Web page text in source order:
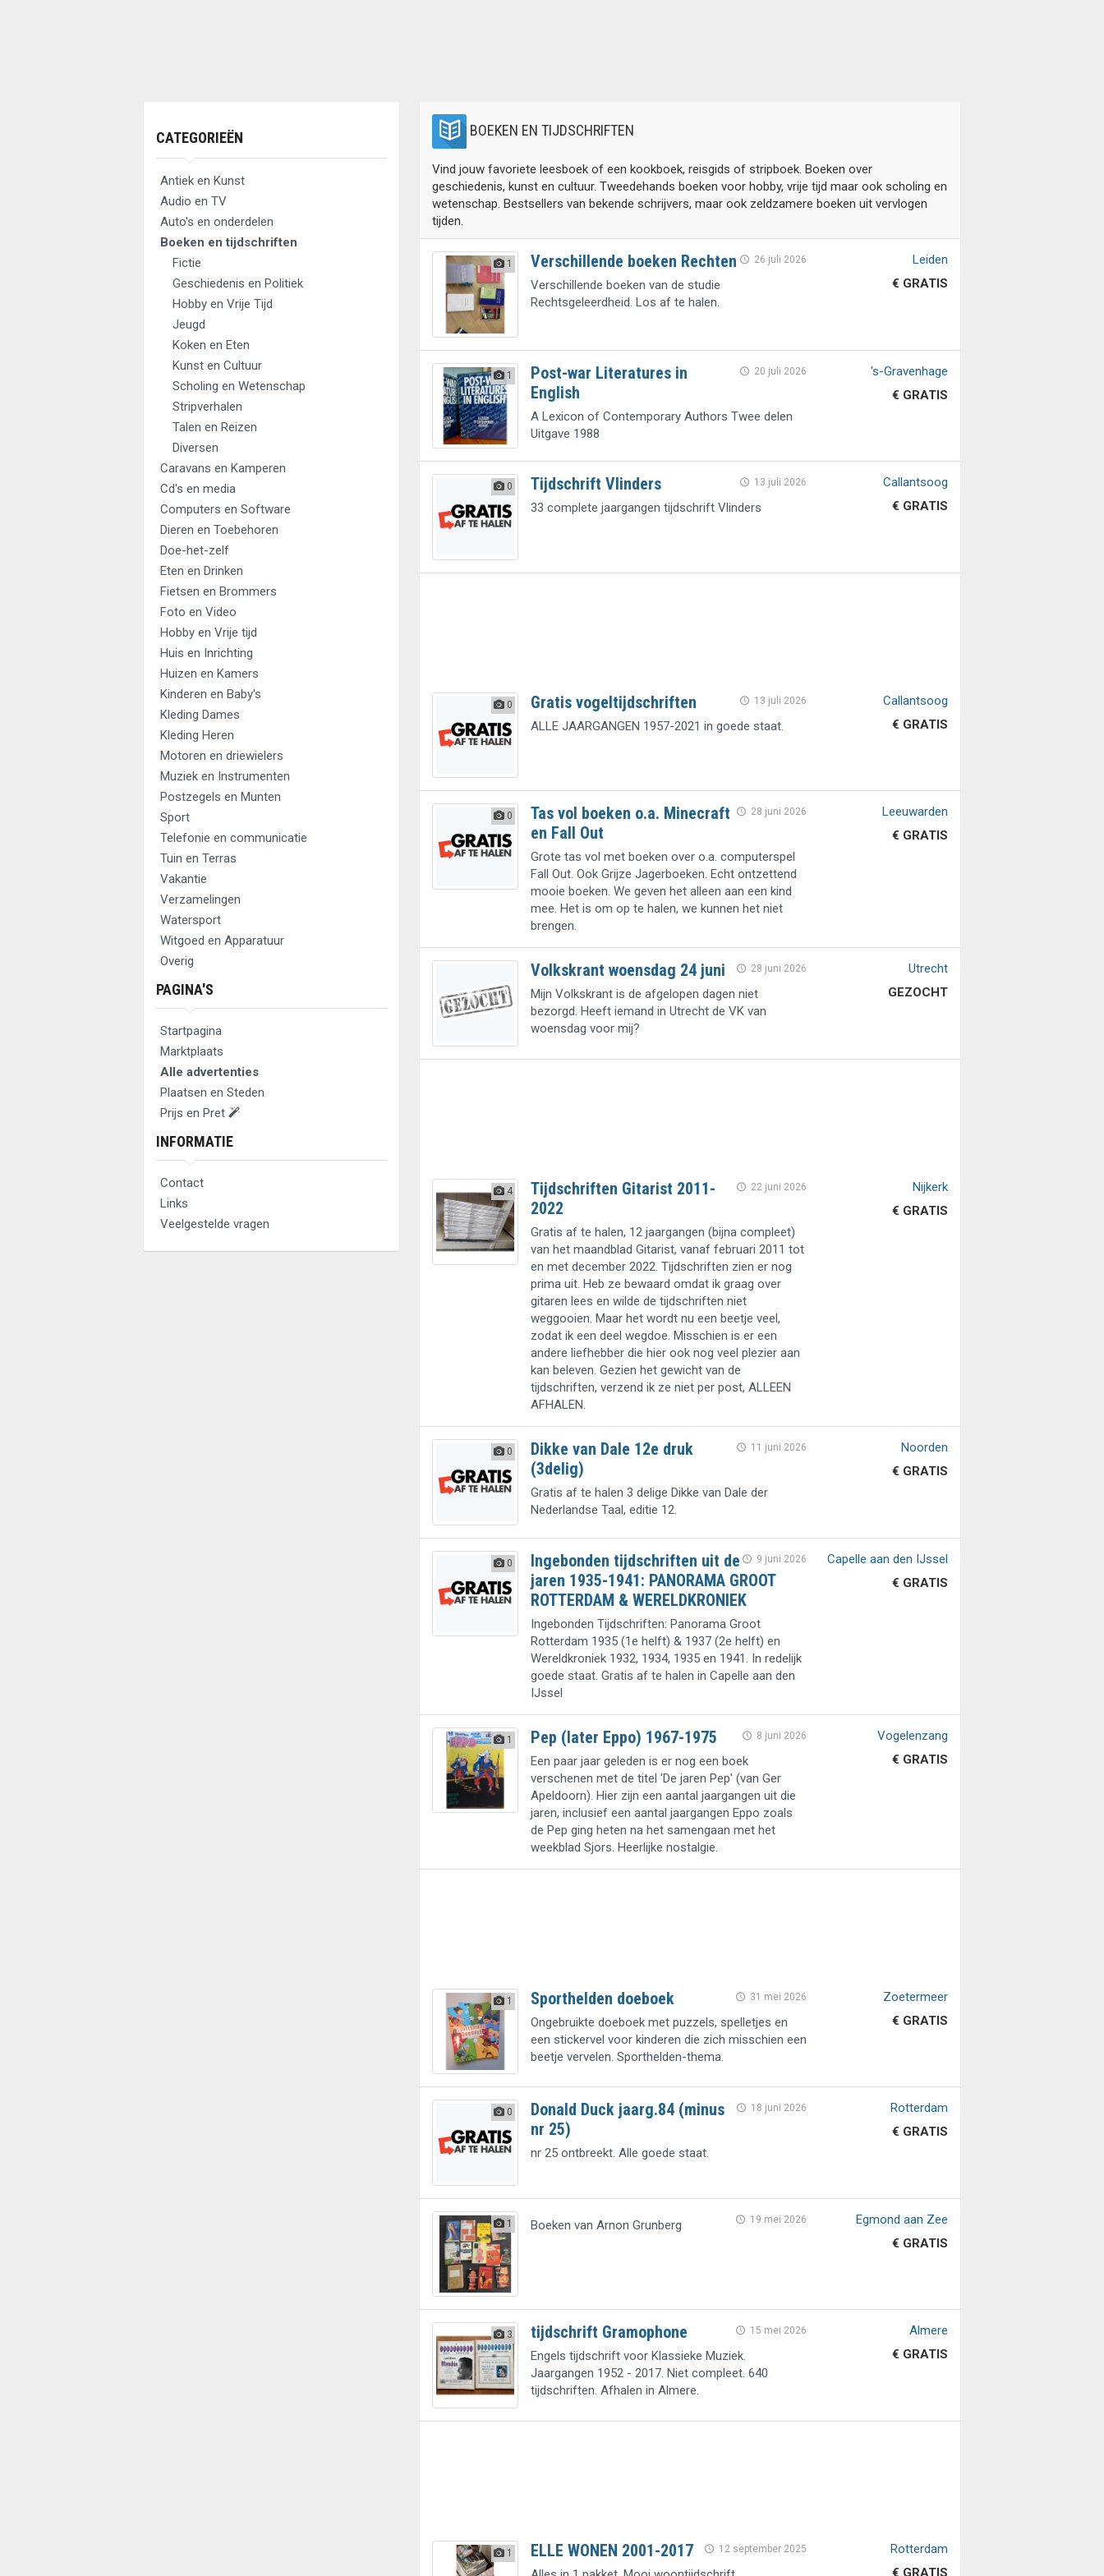
CATEGORIEËN
Antiek en Kunst
Audio en TV
Auto's en onderdelen
Boeken en tijdschriften
Fictie
Geschiedenis en Politiek
Hobby en Vrije Tijd
Jeugd
Koken en Eten
Kunst en Cultuur
Scholing en Wetenschap
Stripverhalen
Talen en Reizen
Diversen
Caravans en Kamperen
Cd's en media
Computers en Software
Dieren en Toebehoren
Doe-het-zelf
Eten en Drinken
Fietsen en Brommers
Foto en Video
Hobby en Vrije tijd
Huis en Inrichting
Huizen en Kamers
Kinderen en Baby's
Kleding Dames
Kleding Heren
Motoren en driewielers
Muziek en Instrumenten
Postzegels en Munten
Sport
Telefonie en communicatie
Tuin en Terras
Vakantie
Verzamelingen
Watersport
Witgoed en Apparatuur
Overig
PAGINA'S
Startpagina
Marktplaats
Alle advertenties
Plaatsen en Steden
Prijs en Pret
INFORMATIE
Contact
Links
Veelgestelde vragen
BOEKEN EN TIJDSCHRIFTEN
Vind jouw favoriete leesboek of een kookboek, reisgids of stripboek. Boeken over
geschiedenis, kunst en cultuur. Tweedehands boeken voor hobby, vrije tijd maar ook scholing en
wetenschap. Bestsellers van bekende schrijvers, maar ook zeldzamere boeken uit vervlogen
tijden.
1 26 juli 2026
Verschillende boeken Rechten
Verschillende boeken van de studie
Rechtsgeleerdheid. Los af te halen.
Leiden
€ GRATIS
1 20 juli 2026
Post-war Literatures in
English
A Lexicon of Contemporary Authors Twee delen
Uitgave 1988
's-Gravenhage
€ GRATIS
0 13 juli 2026
Tijdschrift Vlinders
33 complete jaargangen tijdschrift Vlinders
Callantsoog
€ GRATIS
0 13 juli 2026
Gratis vogeltijdschriften
ALLE JAARGANGEN 1957-2021 in goede staat.
Callantsoog
€ GRATIS
0 28 juni 2026
Tas vol boeken o.a. Minecraft
en Fall Out
Grote tas vol met boeken over o.a. computerspel
Fall Out. Ook Grijze Jagerboeken. Echt ontzettend
mooie boeken. We geven het alleen aan een kind
mee. Het is om op te halen, we kunnen het niet
brengen.
Leeuwarden
€ GRATIS
28 juni 2026
Volkskrant woensdag 24 juni
Mijn Volkskrant is de afgelopen dagen niet
bezorgd. Heeft iemand in Utrecht de VK van
woensdag voor mij?
Utrecht
GEZOCHT
4 22 juni 2026
Tijdschriften Gitarist 2011-
2022
Gratis af te halen, 12 jaargangen (bijna compleet)
van het maandblad Gitarist, vanaf februari 2011 tot
en met december 2022. Tijdschriften zien er nog
prima uit. Heb ze bewaard omdat ik graag over
gitaren lees en wilde de tijdschriften niet
weggooien. Maar het wordt nu een beetje veel,
zodat ik een deel wegdoe. Misschien is er een
andere liefhebber die hier ook nog veel plezier aan
kan beleven. Gezien het gewicht van de
tijdschriften, verzend ik ze niet per post, ALLEEN
AFHALEN.
Nijkerk
€ GRATIS
0 11 juni 2026
Dikke van Dale 12e druk
(3delig)
Gratis af te halen 3 delige Dikke van Dale der
Nederlandse Taal, editie 12.
Noorden
€ GRATIS
0 9 juni 2026
Ingebonden tijdschriften uit de
jaren 1935-1941: PANORAMA GROOT
ROTTERDAM & WERELDKRONIEK
Ingebonden Tijdschriften: Panorama Groot
Rotterdam 1935 (1e helft) & 1937 (2e helft) en
Wereldkroniek 1932, 1934, 1935 en 1941. In redelijk
goede staat. Gratis af te halen in Capelle aan den
IJssel
Capelle aan den IJssel
€ GRATIS
1 8 juni 2026
Pep (later Eppo) 1967-1975
Een paar jaar geleden is er nog een boek
verschenen met de titel 'De jaren Pep' (van Ger
Apeldoorn). Hier zijn een aantal jaargangen uit die
jaren, inclusief een aantal jaargangen Eppo zoals
de Pep ging heten na het samengaan met het
weekblad Sjors. Heerlijke nostalgie.
Vogelenzang
€ GRATIS
1 31 mei 2026
Sporthelden doeboek
Ongebruikte doeboek met puzzels, spelletjes en
een stickervel voor kinderen die zich misschien een
beetje vervelen. Sporthelden-thema.
Zoetermeer
€ GRATIS
0 18 juni 2026
Donald Duck jaarg.84 (minus
nr 25)
nr 25 ontbreekt. Alle goede staat.
Rotterdam
€ GRATIS
1 19 mei 2026
Boeken van Arnon Grunberg
Egmond aan Zee
€ GRATIS
3 15 mei 2026
tijdschrift Gramophone
Engels tijdschrift voor Klassieke Muziek.
Jaargangen 1952 - 2017. Niet compleet. 640
tijdschriften. Afhalen in Almere.
Almere
€ GRATIS
1 12 september 2025
ELLE WONEN 2001-2017
Rotterdam
€ GRATIS